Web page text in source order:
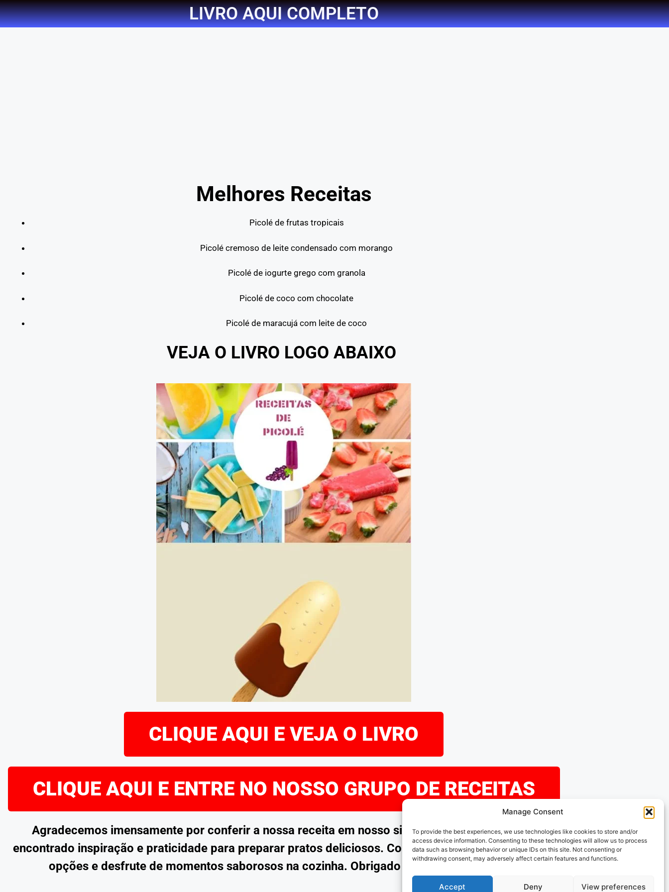
Manage Consent
To provide the best experiences, we use technologies like cookies to store and/or
access device information. Consenting to these technologies will allow us to process
data such as browsing behavior or unique IDs on this site. Not consenting or
withdrawing consent, may adversely affect certain features and functions.
Accept Deny View preferences
LIVRO AQUI COMPLETO
Melhores Receitas
Picolé de frutas tropicais
Picolé cremoso de leite condensado com morango
Picolé de iogurte grego com granola
Picolé de coco com chocolate
Picolé de maracujá com leite de coco
VEJA O LIVRO LOGO ABAIXO
CLIQUE AQUI E VEJA O LIVRO
CLIQUE AQUI E ENTRE NO NOSSO GRUPO DE RECEITAS
Agradecemos imensamente por conferir a nossa receita em nosso site. Esperamos que tenha
encontrado inspiração e praticidade para preparar pratos deliciosos. Continue explorando as nossas
opções e desfrute de momentos saborosos na cozinha. Obrigado por nos acompanhar!